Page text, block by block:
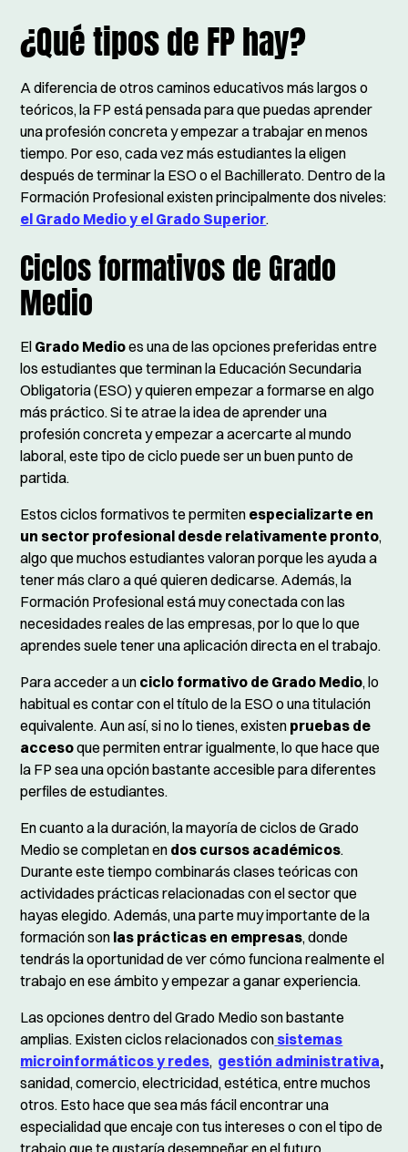
¿Qué tipos de FP hay?
A diferencia de otros caminos educativos más largos o
teóricos, la FP está pensada para que puedas aprender
una profesión concreta y empezar a trabajar en menos
tiempo. Por eso, cada vez más estudiantes la eligen
después de terminar la ESO o el Bachillerato. Dentro de la
Formación Profesional existen principalmente dos niveles:
el Grado Medio y el Grado Superior.
Ciclos formativos de Grado
Medio
El Grado Medioes una de las opciones preferidas entre
los estudiantes que terminan la Educación Secundaria
Obligatoria (ESO) y quieren empezar a formarse en algo
más práctico. Si te atrae la idea de aprender una
profesión concreta y empezar a acercarte al mundo
laboral, este tipo de ciclo puede ser un buen punto de
partida.
Estos ciclos formativos te permiten especializarte en
un sector profesional desde relativamente pronto,
algo que muchos estudiantes valoran porque les ayuda a
tener más claro a qué quieren dedicarse. Además, la
Formación Profesional está muy conectada con las
necesidades reales de las empresas, por lo que lo que
aprendes suele tener una aplicación directa en el trabajo.
Para acceder a un ciclo formativo de Grado Medio, lo
habitual es contar con el título de la ESO o una titulación
equivalente. Aun así, si no lo tienes, existen pruebas de
accesoque permiten entrar igualmente, lo que hace que
la FP sea una opción bastante accesible para diferentes
perfiles de estudiantes.
En cuanto a la duración, la mayoría de ciclos de Grado
Medio se completan en dos cursos académicos.
Durante este tiempo combinarás clases teóricas con
actividades prácticas relacionadas con el sector que
hayas elegido. Además, una parte muy importante de la
formación son las prácticas en empresas, donde
tendrás la oportunidad de ver cómo funciona realmente el
trabajo en ese ámbito y empezar a ganar experiencia.
Las opciones dentro del Grado Medio son bastante
amplias. Existen ciclos relacionados con sistemas
microinformáticos y redes, gestión administrativa,
sanidad, comercio, electricidad, estética, entre muchos
otros. Esto hace que sea más fácil encontrar una
especialidad que encaje con tus intereses o con el tipo de
trabajo que te gustaría desempeñar en el futuro.